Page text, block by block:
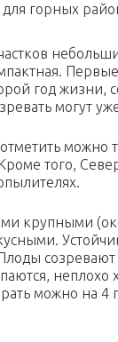
горных
год жизни,
могут
можно
того,
крупными
неплохо
можно на 4